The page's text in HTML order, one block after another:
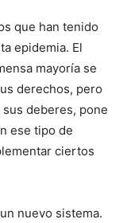
que han tenido
epidemia. El
mayoría se
derechos, pero
deberes, pone
ese tipo de
ciertos
nuevo sistema.